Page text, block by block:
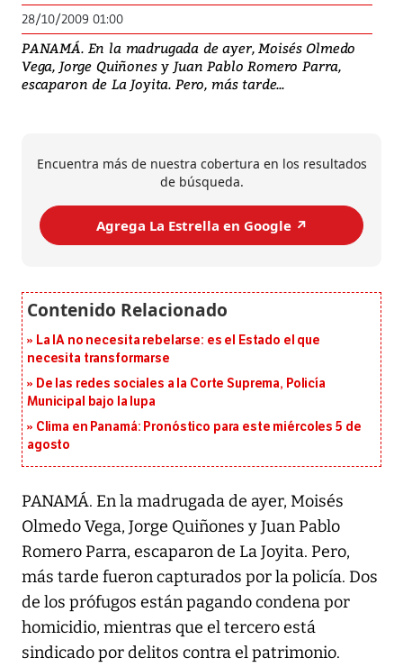
28/10/2009 01:00
PANAMÁ. En la madrugada de ayer, Moisés Olmedo
Vega, Jorge Quiñones y Juan Pablo Romero Parra,
escaparon de La Joyita. Pero, más tarde...
Encuentra más de nuestra cobertura en los resultados
de búsqueda.
Agrega La Estrella en Google ↗️
La IA no necesita rebelarse: es el Estado el que
necesita transformarse
De las redes sociales a la Corte Suprema, Policía
Municipal bajo la lupa
Clima en Panamá: Pronóstico para este miércoles 5 de
agosto
PANAMÁ. En la madrugada de ayer, Moisés
Olmedo Vega, Jorge Quiñones y Juan Pablo
Romero Parra, escaparon de La Joyita. Pero,
más tarde fueron capturados por la policía. Dos
de los prófugos están pagando condena por
homicidio, mientras que el tercero está
sindicado por delitos contra el patrimonio.